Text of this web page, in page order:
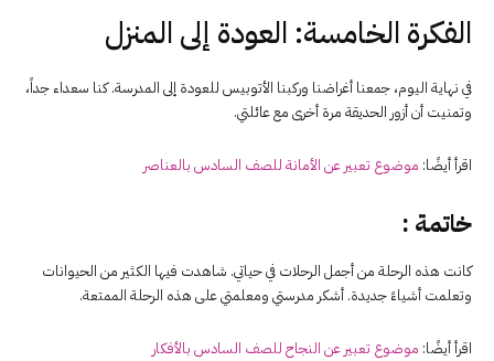
الفكرة الخامسة: العودة إلى المنزل
في نهاية اليوم، جمعنا أغراضنا وركبنا الأتوبيس للعودة إلى المدرسة. كنا سعداء جداً،
وتمنيت أن أزور الحديقة مرة أخرى مع عائلتي.
اقرأ أيضًا: موضوع تعبير عن الأمانة للصف السادس بالعناصر
خاتمة :
كانت هذه الرحلة من أجمل الرحلات في حياتي. شاهدت فيها الكثير من الحيوانات
وتعلمت أشياءً جديدة. أشكر مدرستي ومعلمتي على هذه الرحلة الممتعة.
اقرأ أيضًا: موضوع تعبير عن النجاح للصف السادس بالأفكار